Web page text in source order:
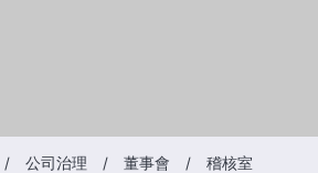
/ 公司治理 / 董事會 / 稽核室